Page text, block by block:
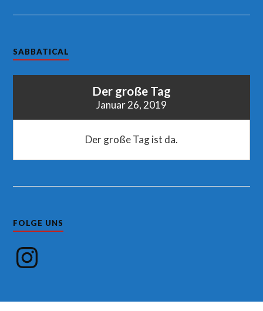
SABBATICAL
Der große Tag
Januar 26, 2019
Der große Tag ist da.
FOLGE UNS
Instagram